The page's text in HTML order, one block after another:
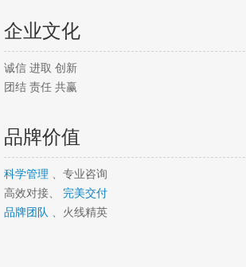
企业文化
诚信 进取 创新
团结 责任 共赢
品牌价值
科学管理 、专业咨询
高效对接、 完美交付
品牌团队
、火线精英